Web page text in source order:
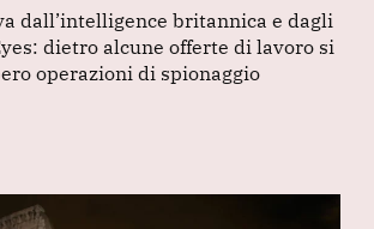
dall’intelligence britannica e dagli
dietro alcune offerte di lavoro si
operazioni di spionaggio